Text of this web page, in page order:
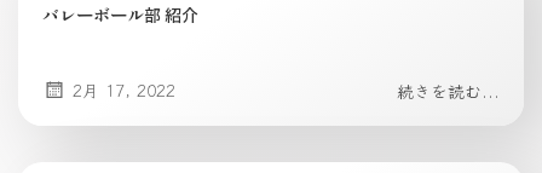
バレーボール部 紹介
2月 17, 2022 続きを読む...